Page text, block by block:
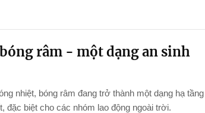
râm - một dạng an sinh
nhiệt, bóng râm đang trở thành một dạng hạ tầng
đặc biệt cho các nhóm lao động ngoài trời.